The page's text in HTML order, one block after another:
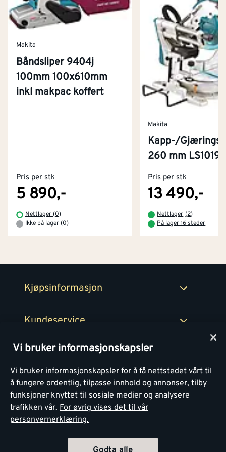
Makita
Båndsliper 9404j
100mm 100x610mm
inkl makpac koffert
Pris per stk
5 890,-
Nettlager (0)
Ikke på lager (0)
Makita
Kapp-/
260 mm LS1019L
Pris per stk
13 490,-
Nettlager (2)
På lager 16 steder
Kjøpsinformasjon
Kjøpsbetingelser
Retur- og angrerettsskjema
Kundeservice
Tjenester
Montér Klubb
Montér
Byggevarehus og åpningstider
Prismatch
Personvern
Vi bruker informasjonskapsler
Vi bruker informasjonskapsler for å få nettstedet vårt til
å fungere ordentlig, tilpasse innhold og annonser, tilby
funksjoner knyttet til sosiale medier og analysere
trafikken vår. For øvrig vises det til vår
personvernerklæring.